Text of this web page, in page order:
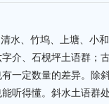
水、竹坞、上塘、小
介、石枧坪土语群；
一定数量的差异。除
听得懂。斜水土语群